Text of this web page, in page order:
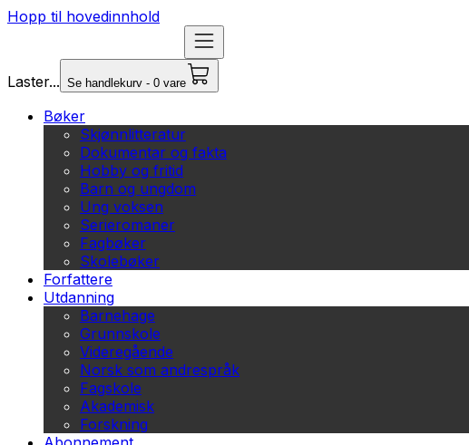
Hopp til hovedinnhold
Laster... Se handlekurv - 0 vare
Bøker
Skjønnlitteratur
Dokumentar og fakta
Hobby og fritid
Barn og ungdom
Ung voksen
Serieromaner
Fagbøker
Skolebøker
Forfattere
Utdanning
Barnehage
Grunnskole
Videregående
Norsk som andrespråk
Fagskole
Akademisk
Forskning